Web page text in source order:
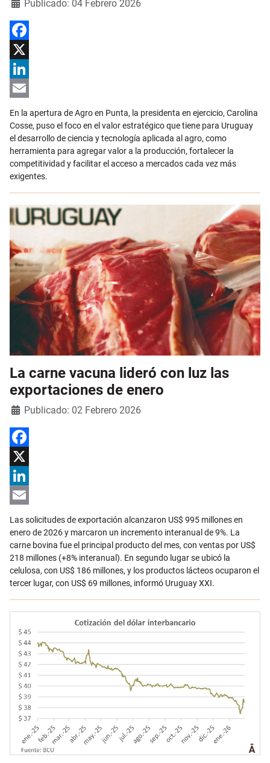
DetallesPublicado: 04 Febrero 2026
Facebook
X
LinkedIn
Email
En la apertura deAgro en Punta, la presidenta en ejercicio, Carolina
Cosse, puso el foco en el valor estratégico que tiene para Uruguay
el desarrollo de ciencia y tecnología aplicada al agro, como
herramienta para agregar valor a la producción, fortalecer la
competitividad y facilitar el acceso a mercados cada vez más
exigentes.
La carne vacuna lideró con luz las
exportaciones de enero
DetallesPublicado: 02 Febrero 2026
Facebook
X
LinkedIn
Email
Las solicitudes de exportación alcanzaron US$ 995 millones en
enero de 2026 y marcaron un incremento interanual de 9%. La
carne bovina fue el principal producto del mes, con ventas por US$
218 millones (+8% interanual). En segundo lugar se ubicó la
celulosa, con US$ 186 millones, y los productos lácteos ocuparon el
tercer lugar, con US$ 69 millones, informó Uruguay XXI.